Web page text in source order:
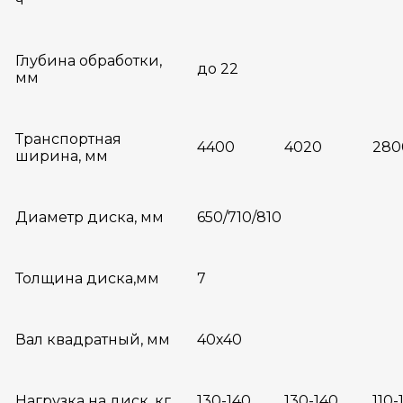
Глубина обработки,
мм
до 22
Транспортная
ширина, мм
4400 4020
Диаметр диска, мм 650/710/810
Толщина диска,мм 7
Вал квадратный, мм 40х40